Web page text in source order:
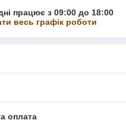
працює з 09:00 до 18:00
весь графік роботи
оплата